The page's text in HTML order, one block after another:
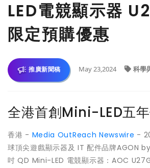
LED電競顯示器
限定預購優惠
推廣新聞稿 May 23,2024 科學
全港首創Mini-LED五
香港 - Media OutReach Newswire -
球頂尖遊戲顯示器及 IT 配件品牌AGON
吋 QD Mini-LED 電競顯示器：AOC